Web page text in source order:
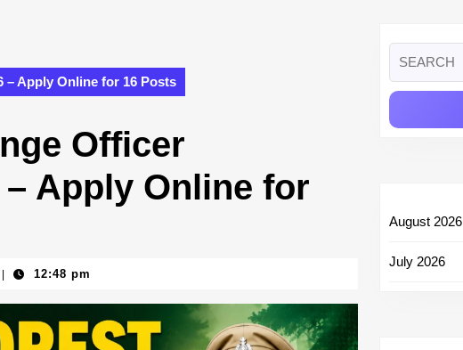
– Apply Online for 16 Posts
Officer
Apply Online for
12:48 pm
for:
August 2026
July 2026